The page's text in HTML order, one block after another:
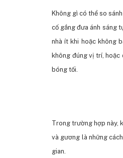
Không gì có thể so
cố gắng đưa ánh sáng
nhà ít khi hoặc không
không đúng vị trí, hoặc
bóng tối.
Trong trường hợp này,
và gương là những
gian.